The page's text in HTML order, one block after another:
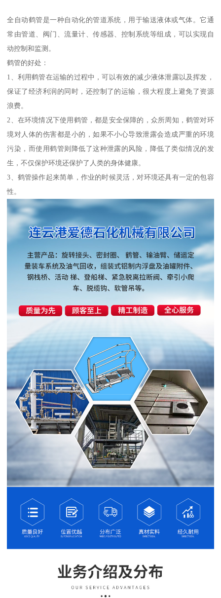
全自动鹤管是一种自动化的管道系统，用于输送液体或气体。它通
常由管道、阀门、流量计、传感器、控制系统等组成，可以实现自
动控制和监测。
鹤管的好处：
1、利用鹤管在运输的过程中，可以有效的减少液体泄露以及挥发，
保证了经济利润的同时，还控制了的运输，很大程度上避免了资源
浪费。
2、在环境情况下使用鹤管，都是安全保障的，众所周知，鹤管对环
境对人体的伤害都是小的，如果不小心导致泄露会造成严重的环境
污染，而使用鹤管则降低了这种泄露的风险，降低了类似情况的发
生，不仅保护环境还保护了人类的身体健康。
3、鹤管操作起来简单，作业的时候灵活，对环境还具有一定的包容
性。